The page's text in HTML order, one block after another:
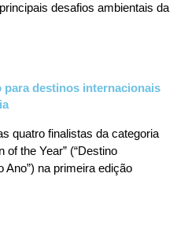
desafios ambientais da
destinos internacionais
quatro finalistas da categoria
of the Year” (“Destino
na primeira edição